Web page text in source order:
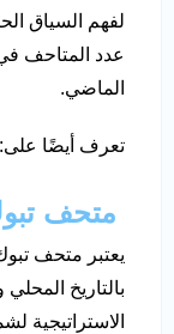
لفهم السياق
عدد المتاحف
الماضي.
تعرف أيضًا على:
متحف
يعتبر متحف
بالتاريخ
الاستراتيجية